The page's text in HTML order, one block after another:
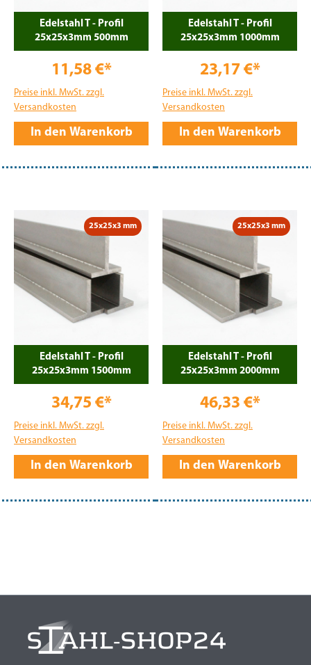
Edelstahl T - Profil
25x25x3mm 500mm
11,58 €*
Preise inkl. MwSt. zzgl.
Versandkosten
In den Warenkorb
Edelstahl T - Profil
25x25x3mm 1000mm
23,17 €*
Preise inkl. MwSt. zzgl.
Versandkosten
In den Warenkorb
25x25x3 mm
Edelstahl T - Profil
25x25x3mm 1500mm
34,75 €*
Preise inkl. MwSt. zzgl.
Versandkosten
In den Warenkorb
25x25x3 mm
Edelstahl T - Profil
25x25x3mm 2000mm
46,33 €*
Preise inkl. MwSt. zzgl.
Versandkosten
In den Warenkorb